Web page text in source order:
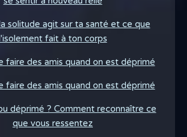
solitude agit sur ta santé et ce que
fait à ton corps
faire des amis quand on est déprimé
faire des amis quand on est déprimé
déprimé ? Comment reconnaître ce
que vous ressentez